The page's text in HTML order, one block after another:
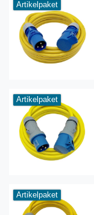
Artikelpaket
Artikelpaket
Artikelpaket